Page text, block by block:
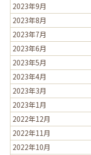
2023年9月
2023年8月
2023年7月
2023年6月
2023年5月
2023年4月
2023年3月
2023年1月
2022年12月
2022年11月
2022年10月